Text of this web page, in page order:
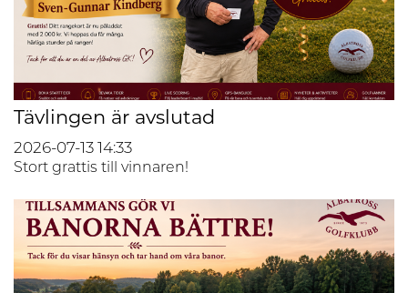
Tävlingen är avslutad
2026-07-13 14:33
Stort grattis till vinnaren!